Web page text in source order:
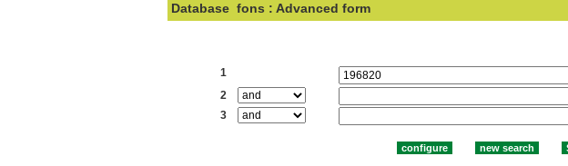
Database fons : Advanced form
1
2
3